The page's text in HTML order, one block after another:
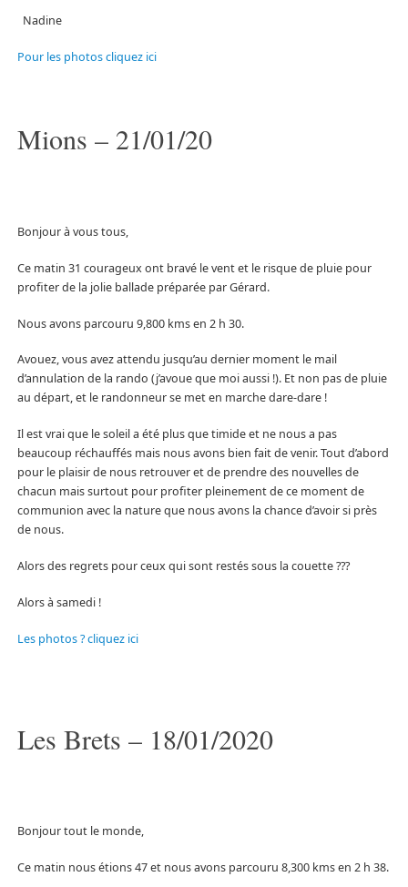
Nadine
Pour les photos cliquez ici
Mions – 21/01/20
Bonjour à vous tous,
Ce matin 31 courageux ont bravé le vent et le risque de pluie pour
profiter de la jolie ballade préparée par Gérard.
Nous avons parcouru 9,800 kms en 2 h 30.
Avouez, vous avez attendu jusqu’au dernier moment le mail
d’annulation de la rando (j’avoue que moi aussi !). Et non pas de pluie
au départ, et le randonneur se met en marche dare-dare !
Il est vrai que le soleil a été plus que timide et ne nous a pas
beaucoup réchauffés mais nous avons bien fait de venir. Tout d’abord
pour le plaisir de nous retrouver et de prendre des nouvelles de
chacun mais surtout pour profiter pleinement de ce moment de
communion avec la nature que nous avons la chance d’avoir si près
de nous.
Alors des regrets pour ceux qui sont restés sous la couette ???
Alors à samedi !
Les photos ? cliquez ici
Les Brets – 18/01/2020
Bonjour tout le monde,
Ce matin nous étions 47 et nous avons parcouru 8,300 kms en 2 h 38.